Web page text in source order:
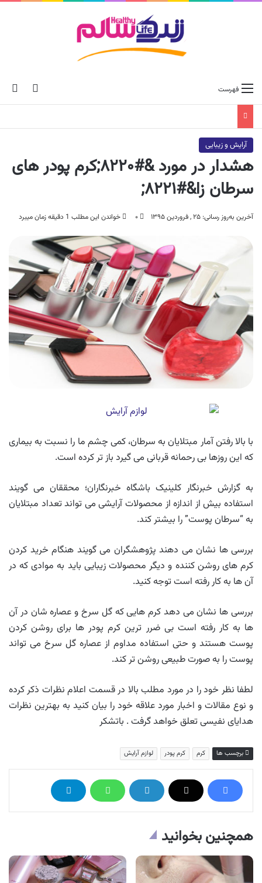
skin فهرست
آرایش و زیبایی
هشدار در مورد &#۸۲۲۰;کرم پودر های
سرطان زا&#۸۲۲۱;
آخرین به‌روز رسانی: ۲۵ , فروردین ۱۳۹۵ ۰ خواندن این مطلب 1 دقیقه زمان میبرد
با بالا رفتن آمار مبتلایان به سرطان، کمی چشم ما را نسبت به بیماری
که این روزها بی رحمانه قربانی می گیرد باز تر کرده است.
به گزارش خبرنگار کلینیک باشگاه خبرنگاران؛ محققان می گویند
استفاده بیش از اندازه از محصولات آرایشی می تواند تعداد مبتلایان
به “سرطان پوست” را بیشتر کند.
بررسی ها نشان می دهند پژوهشگران می گویند هنگام خرید کردن
کرم های روشن کننده و دیگر محصولات زیبایی باید به موادی که در
آن ها به کار رفته است توجه کنید.
بررسی ها نشان می دهد کرم هایی که گل سرخ و عصاره شان در آن
ها به کار رفته است بی ضرر ترین کرم پودر ها برای روشن کردن
پوست هستند و حتی استفاده مداوم از عصاره گل سرخ می تواند
پوست را به صورت طبیعی روشن تر کند.
لطفا نظر خود را در مورد مطلب بالا در قسمت اعلام نظرات ذکر کرده
و نوع مقالات و اخبار مورد علاقه خود را بیان کنید به بهترین نظرات
هدایای نفیسی تعلق خواهد گرفت . باتشکر
برچسب ها کرم کرم پودر لوازم آرایش
همچنین بخوانید